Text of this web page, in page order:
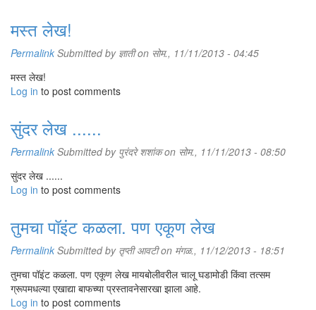
मस्त लेख!
Permalink Submitted by ज्ञातीon सोम., 11/11/2013 - 04:45
मस्त लेख!
Log in to post comments
सुंदर लेख ......
Permalink Submitted by पुरंदरे शशांकon सोम., 11/11/2013 - 08:50
सुंदर लेख ......
Log in to post comments
तुमचा पॉइंट कळला. पण एकूण लेख
Permalink Submitted by तृप्ती आवटीon मंगळ., 11/12/2013 - 18:51
तुमचा पॉइंट कळला. पण एकूण लेख मायबोलीवरील चालू घडामोडी किंवा तत्सम
ग्रूपमधल्या एखाद्या बाफच्या प्रस्तावनेसारखा झाला आहे.
Log in to post comments